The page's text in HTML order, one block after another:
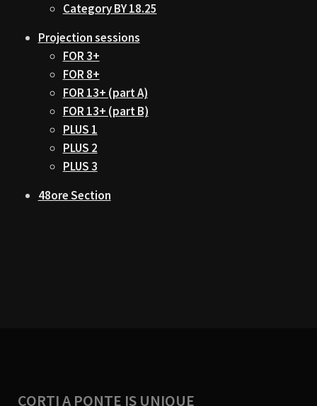
Category BY 18.25
Projection sessions
FOR 3+
FOR 8+
FOR 13+ (part A)
FOR 13+ (part B)
PLUS 1
PLUS 2
PLUS 3
48ore Section
CORTI A PONTE IS UNIQUE